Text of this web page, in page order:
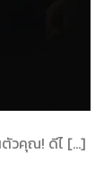
ตัวคุณ! ดีไ […]